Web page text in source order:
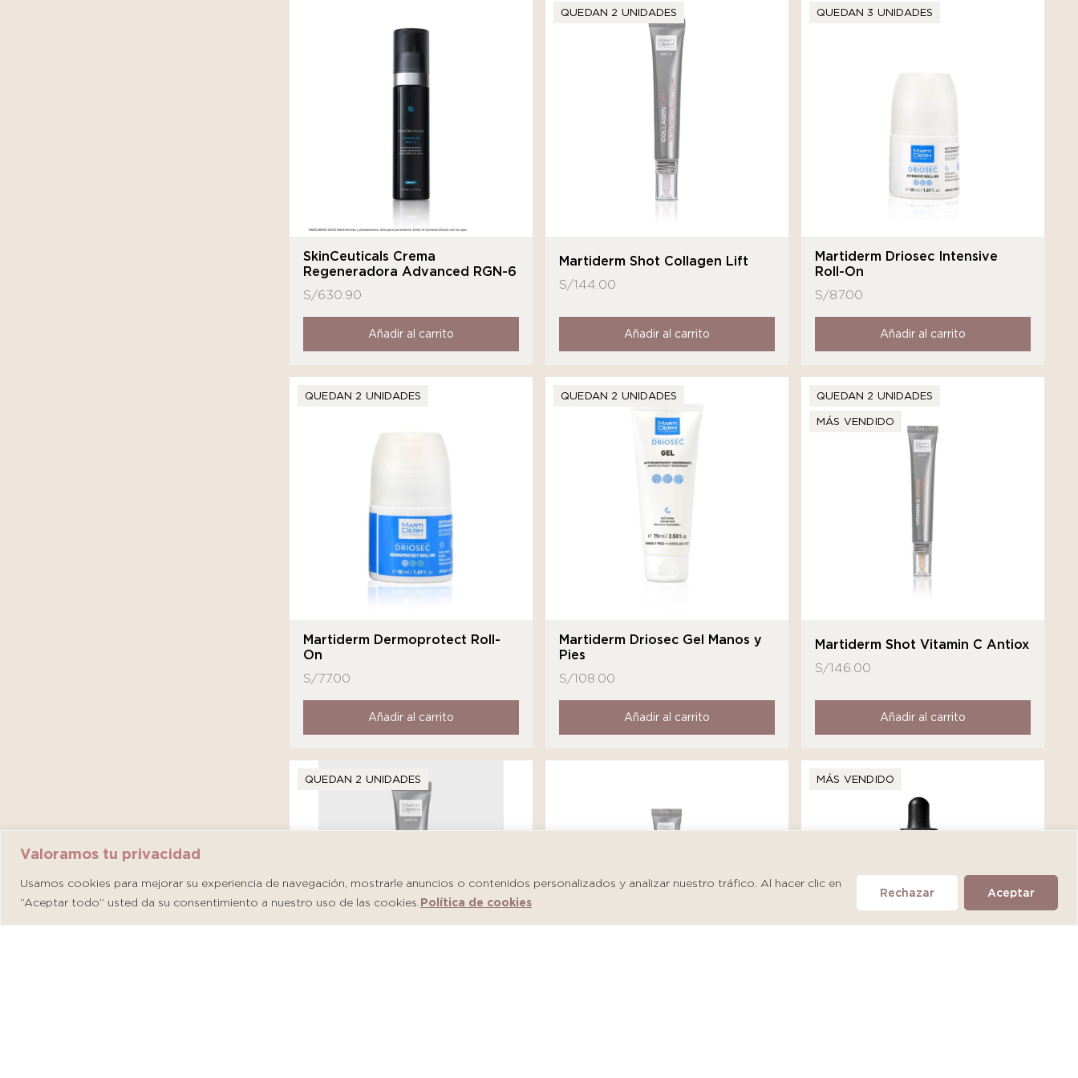
Valoramos tu privacidad
Usamos cookies para mejorar su experiencia de navegación, mostrarle anuncios o contenidos personalizados y analizar nuestro tráfico. Al hacer clic en
“Aceptar todo” usted da su consentimiento a nuestro uso de las cookies. Política de cookies
Rechazar Aceptar
SkinCeuticals Crema
Regeneradora Advanced RGN-6
S/630.90
Añadir al carrito
QUEDAN 2 UNIDADES
Martiderm Shot Collagen Lift
S/144.00
Añadir al carrito
QUEDAN 3 UNIDADES
Martiderm Driosec Intensive
Roll-On
S/87.00
Añadir al carrito
QUEDAN 2 UNIDADES
Martiderm Dermoprotect Roll-
On
S/77.00
Añadir al carrito
QUEDAN 2 UNIDADES
Martiderm Driosec Gel Manos y
Pies
S/108.00
Añadir al carrito
QUEDAN 2 UNIDADES
MÁS VENDIDO
Martiderm Shot Vitamin C Antiox
S/146.00
Añadir al carrito
QUEDAN 2 UNIDADES MÁS VENDIDO